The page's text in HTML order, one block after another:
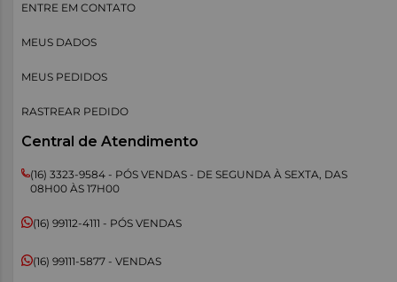
ENTRE EM CONTATO
MEUS DADOS
MEUS PEDIDOS
RASTREAR PEDIDO
Central de Atendimento
(16) 3323-9584 - PÓS VENDAS - DE SEGUNDA À SEXTA, DAS
08H00 ÀS 17H00